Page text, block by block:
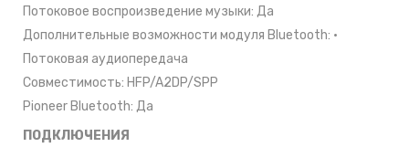
Потоковое воспроизведение музыки: Да
Дополнительные возможности модуля Bluetooth: •
Потоковая аудиопередача
Совместимость: HFP/A2DP/SPP
Pioneer Bluetooth: Да
ПОДКЛЮЧЕНИЯ